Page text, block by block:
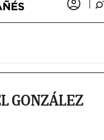
GONZÁLEZ